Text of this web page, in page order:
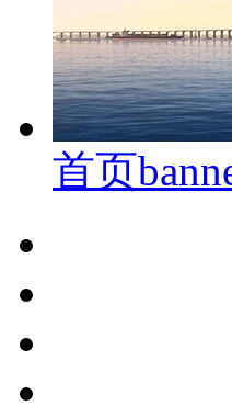
首页